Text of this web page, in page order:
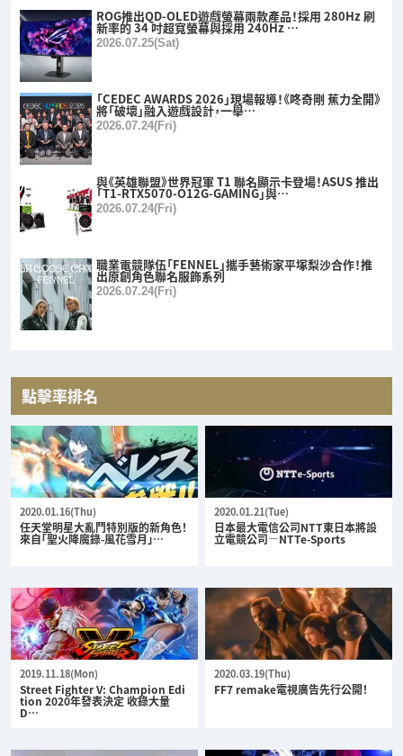
ROG推出QD-OLED遊戲螢幕兩款產品！採用 280Hz 刷
新率的 34 吋超寬螢幕與採用 240Hz …
2026.07.25(Sat)
「CEDEC AWARDS 2026」現場報導！《咚奇剛 蕉力全開》
將「破壞」融入遊戲設計，一舉…
2026.07.24(Fri)
與《英雄聯盟》世界冠軍 T1 聯名顯示卡登場！ASUS 推出
「T1-RTX5070-O12G-GAMING」與…
2026.07.24(Fri)
職業電競隊伍「FENNEL」攜手藝術家平塚梨沙合作！推
出原創角色聯名服飾系列
2026.07.24(Fri)
點擊率排名
2020.01.16(Thu)
任天堂明星大亂鬥特別版的新角色！
來自「聖火降魔錄-風花雪月」…
2020.01.21(Tue)
日本最大電信公司NTT東日本將設
立電競公司—NTTe-Sports
2019.11.18(Mon)
Street Fighter V: Champion Edi
tion 2020年發表決定 收錄大量
D…
2020.03.19(Thu)
FF7 remake電視廣告先行公開！